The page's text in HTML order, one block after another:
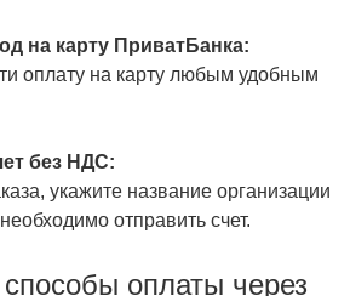
на карту ПриватБанка:
оплату на карту любым удобным
без НДС:
укажите название организации
отправить счет.
оплаты через